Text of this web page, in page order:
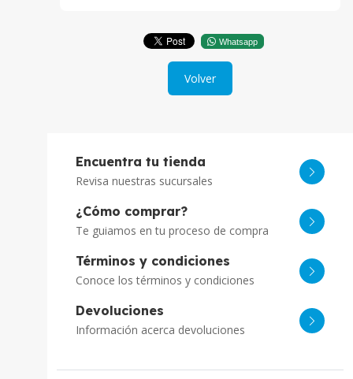
Whatsapp
Volver
Encuentra tu tienda
Revisa nuestras sucursales
¿Cómo comprar?
Te guiamos en tu proceso de compra
Términos y condiciones
Conoce los términos y condiciones
Devoluciones
Información acerca devoluciones